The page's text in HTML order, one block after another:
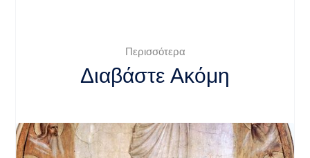
Περισσότερα
Διαβάστε Ακόμη